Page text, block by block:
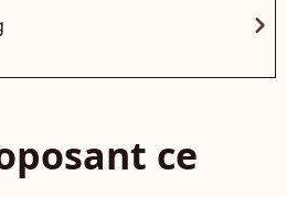
chevron_right
ce